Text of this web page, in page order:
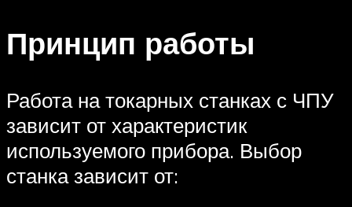
Принцип работы
Работа на токарных станках с ЧПУ
зависит от характеристик
используемого прибора. Выбор
станка зависит от: